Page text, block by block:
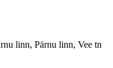
linn, Pärnu linn, Vee tn